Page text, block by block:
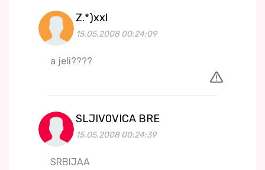
Z.*)xxl
15.05.2008 00:24:09
a jeli????
SLJIV0VICA BRE
15.05.2008 00:24:39
SRBIJAA